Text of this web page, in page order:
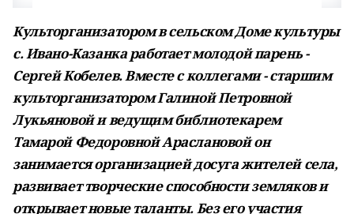
Культорганизатором в сельском Доме культуры
с. Ивано-Казанка работает молодой парень -
Сергей Кобелев. Вместе с коллегами - старшим
культорганизатором Галиной Петровной
Лукьяновой и ведущим библиотекарем
Тамарой Федоровной Араслановой он
занимается организацией досуга жителей села,
развивает творческие способности земляков и
открывает новые таланты. Без его участия